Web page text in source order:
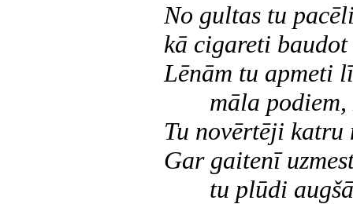
No gultas tu
kā cigareti
Lēnām tu apmeti
māla
Tu novērtēji
Gar gaitenī
tu plūdi